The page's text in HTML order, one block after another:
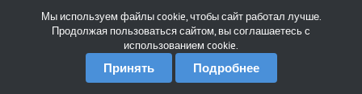
Мы используем файлы cookie, чтобы сайт работал лучше.
Продолжая пользоваться сайтом, вы соглашаетесь с
использованием cookie.
Принять Подробнее